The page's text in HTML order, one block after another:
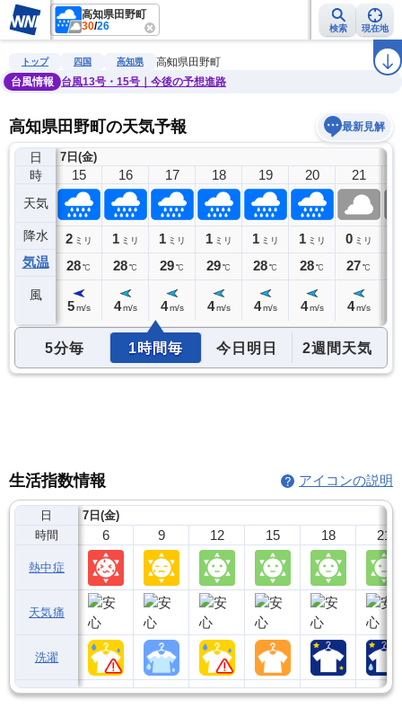
高知県田野町
30/26 検索 現在地
雨雲レーダー 台風情報 地震情報 ラ
トップ 四国 高知県
高知県田野町
台風情報
台風13号・15号｜今後の予想進路
高知県田野町の天気予報 最新見解
日
時
天気
降水
気温
風
7日(金)
14
1ミリ
29℃
15
2 ミリ
28℃
5 m/s
16
1 ミリ
28℃
4 m/s
17
1 ミリ
29℃
4 m/s
18
1 ミリ
29℃
4 m/s
19
1 ミリ
28℃
4 m/s
20
1 ミリ
28℃
4 m/s
21
0 ミリ
27℃
4 m/s
5分毎 1時間毎 今日明日 2週間天気
生活指数情報 アイコンの説明
日
時間
熱中症
天気痛
洗濯
7日(金)
6 9 12 15 18 21